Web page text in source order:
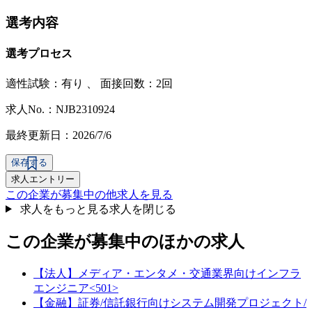
選考内容
選考プロセス
適性試験： 有り 面接回数：2回
求人No.：NJB2310924
最終更新日：2026/7/6
保存する
求人エントリー
この企業が募集中の他求人を見る
求人をもっと見る求人を閉じる
この企業が募集中のほかの求人
【法人】メディア・エンタメ・交通業界向けインフラ
エンジニア<501>
【金融】証券/信託銀行向けシステム開発プロジェクト/